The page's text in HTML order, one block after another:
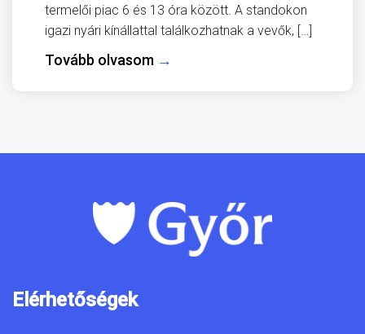
termelői piac 6 és 13 óra között. A standokon
igazi nyári kínállattal találkozhatnak a vevők, […]
Tovább olvasom →
Elérhetőségek